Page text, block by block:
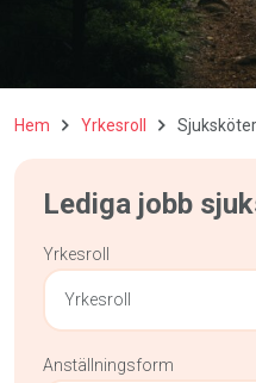
Hem Yrkesroll
Lediga jobb
Yrkesroll
Yrkesroll
Anställningsform